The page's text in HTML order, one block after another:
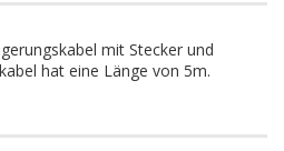
mit Stecker und
hat eine Länge von 5m.